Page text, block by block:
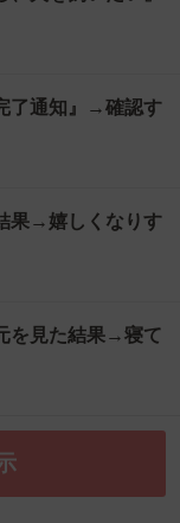
了通知』→確認す
果→嬉しくなりす
を見た結果→寝て